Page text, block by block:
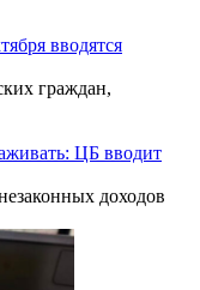
вводятся
граждан,
ЦБ вводит
доходов